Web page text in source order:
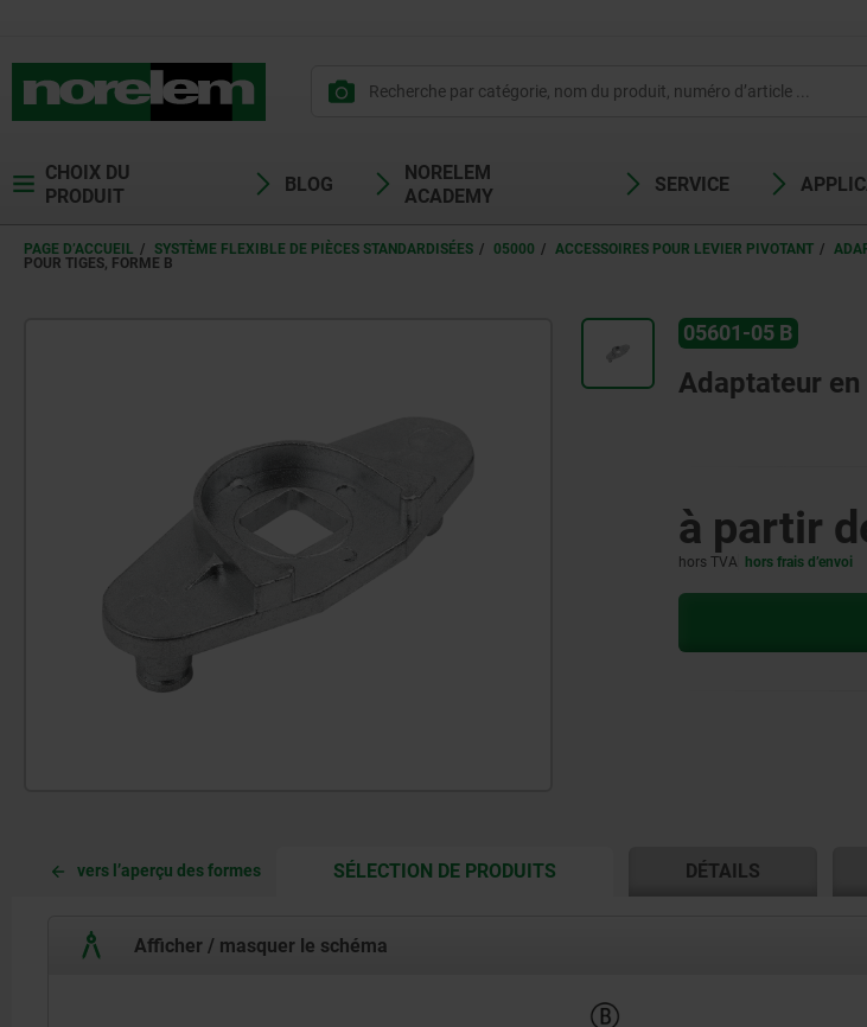
CHOIX DU
PRODUIT
BLOG
NORELEM
ACADEMY
SERVICE
PAGE D’ACCUEIL SYSTÈME FLEXIBLE DE PIÈCES STANDARDISÉES 05000 ACCESSOIRES POUR LEVIER PIVOTANT
POUR TIGES, FORME B
05601-05 B
Adaptateur
à partir
hors TVA hors frais d’envoi
vers l’aperçu des formes SÉLECTION DE PRODUITSCURRENT
CURRENT
DÉTAILS
Afficher / masquer le schéma